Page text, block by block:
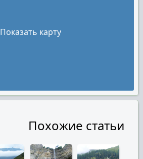
Показать карту
Похожие статьи